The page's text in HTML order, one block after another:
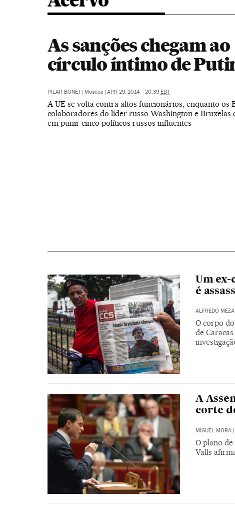
As sanções chegam ao
círculo íntimo de
PILAR BONET | Moscou | APR 29, 2014 - 20:39 EDT
A UE se volta contra altos funcionários, enquanto os
colaboradores do líder russo Washington e Bruxelas
em punir cinco políticos russos influentes
Um ex-
é
ALFREDO MEZA
O corpo
de
A
corte
MIGUEL MORA |
O plano
Valls